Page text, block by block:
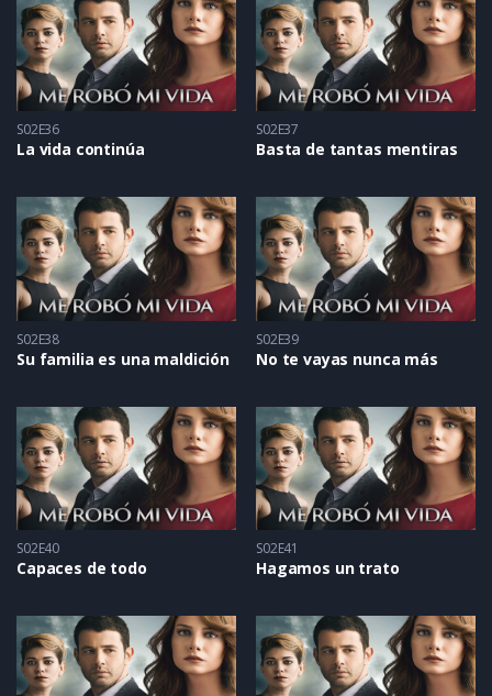
S02E36
La vida continúa
S02E37
Basta de tantas mentiras
S02E38
Su familia es una maldición
S02E39
No te vayas nunca más
S02E40
Capaces de todo
S02E41
Hagamos un trato